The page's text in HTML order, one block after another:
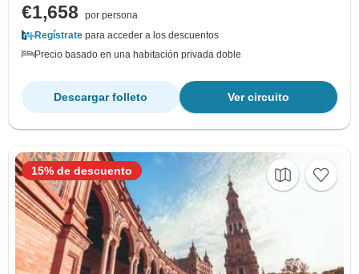
€1,658
por persona
Regístrate para acceder a los descuentos
Precio basado en una habitación privada doble
Ver circuito
Descargar folleto
15% de descuento